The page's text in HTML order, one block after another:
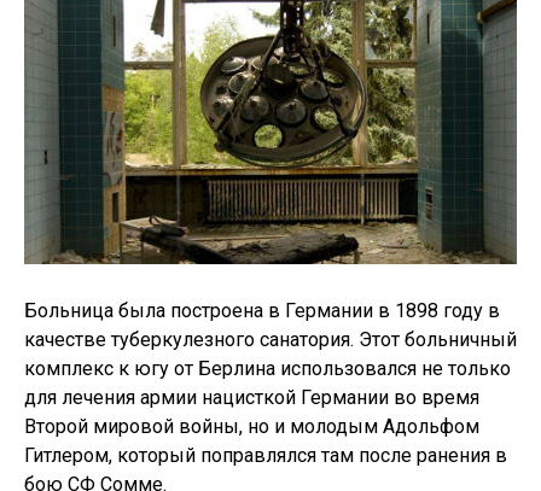
Больница была построена в Германии в 1898 году в
качестве туберкулезного санатория. Этот больничный
комплекс к югу от Берлина использовался не только
для лечения армии нацисткой Германии во время
Второй мировой войны, но и молодым Адольфом
Гитлером, который поправлялся там после ранения в
бою СФ Сомме.